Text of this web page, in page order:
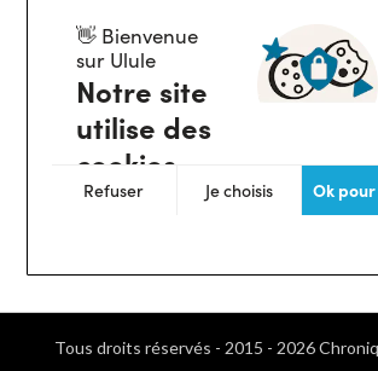
Tous droits réservés - 2015 - 2026